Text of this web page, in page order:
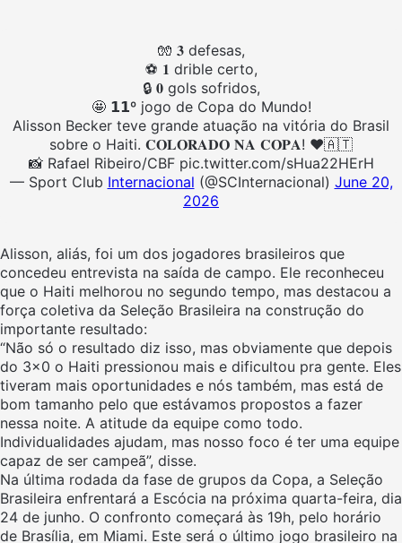
🧤 𝟑 defesas,
⚽ 𝟏 drible certo,
🔒 𝟎 gols sofridos,
🤩 𝟭𝟭º jogo de Copa do Mundo!
Alisson Becker teve grande atuação na vitória do Brasil
sobre o Haiti. 𝐂𝐎𝐋𝐎𝐑𝐀𝐃𝐎 𝐍𝐀 𝐂𝐎𝐏𝐀! ❤️🇦🇹
📸 Rafael Ribeiro/CBF pic.twitter.com/sHua22HErH
— Sport Club Internacional (@SCInternacional) June 20,
2026
Alisson, aliás, foi um dos jogadores brasileiros que
concedeu entrevista na saída de campo. Ele reconheceu
que o Haiti melhorou no segundo tempo, mas destacou a
força coletiva da Seleção Brasileira na construção do
importante resultado:
“Não só o resultado diz isso, mas obviamente que depois
do 3×0 o Haiti pressionou mais e dificultou pra gente. Eles
tiveram mais oportunidades e nós também, mas está de
bom tamanho pelo que estávamos propostos a fazer
nessa noite. A atitude da equipe como todo.
Individualidades ajudam, mas nosso foco é ter uma equipe
capaz de ser campeã”, disse.
Na última rodada da fase de grupos da Copa, a Seleção
Brasileira enfrentará a Escócia na próxima quarta-feira, dia
24 de junho. O confronto começará às 19h, pelo horário
de Brasília, em Miami. Este será o último jogo brasileiro na